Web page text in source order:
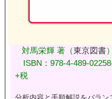
対馬栄輝 著（東京図書）
ISBN：978-4-489-
+税